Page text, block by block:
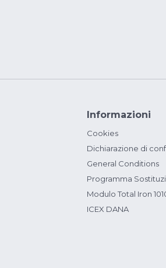
Informazioni
Cookies
Dichiarazione di
General Conditions
Programma
Modulo Total Iron
ICEX DANA